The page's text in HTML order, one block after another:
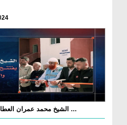
الشيخ محمد عمران العطاري يفتتح 96 منزلاً للأيتام ...